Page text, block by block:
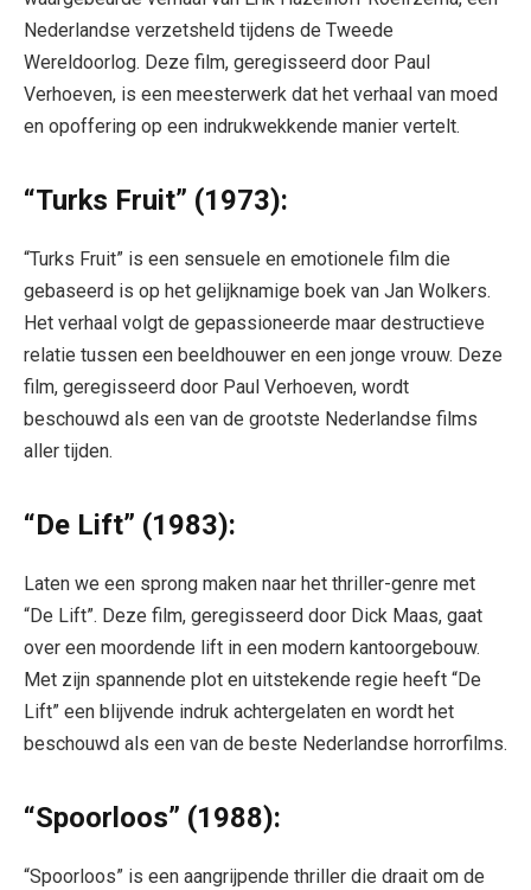
Nederlandse verzetsheld tijdens de Tweede
Wereldoorlog. Deze film, geregisseerd door Paul
Verhoeven, is een meesterwerk dat het verhaal van moed
en opoffering op een indrukwekkende manier vertelt.
“Turks Fruit” (1973):
“Turks Fruit” is een sensuele en emotionele film die
gebaseerd is op het gelijknamige boek van Jan Wolkers.
Het verhaal volgt de gepassioneerde maar destructieve
relatie tussen een beeldhouwer en een jonge vrouw. Deze
film, geregisseerd door Paul Verhoeven, wordt
beschouwd als een van de grootste Nederlandse films
aller tijden.
“De Lift” (1983):
Laten we een sprong maken naar het thriller-genre met
“De Lift”. Deze film, geregisseerd door Dick Maas, gaat
over een moordende lift in een modern kantoorgebouw.
Met zijn spannende plot en uitstekende regie heeft “De
Lift” een blijvende indruk achtergelaten en wordt het
beschouwd als een van de beste Nederlandse horrorfilms.
“Spoorloos” (1988):
“Spoorloos” is een aangrijpende thriller die draait om de